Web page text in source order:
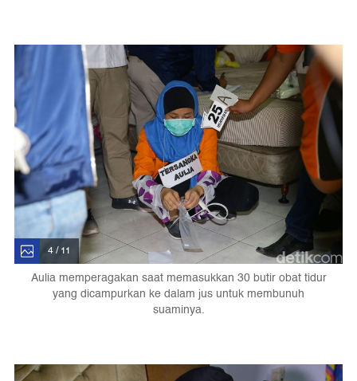
4 / 11
Aulia memperagakan saat memasukkan 30 butir obat tidur
yang dicampurkan ke dalam jus untuk membunuh
suaminya.